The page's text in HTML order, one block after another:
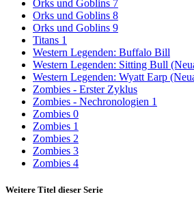
Orks und Goblins 7
Orks und Goblins 8
Orks und Goblins 9
Titans 1
Western Legenden: Buffalo Bill
Western Legenden: Sitting Bull
Western Legenden: Wyatt Earp
Zombies - Erster Zyklus
Zombies - Nechronologien 1
Zombies 0
Zombies 1
Zombies 2
Zombies 3
Zombies 4
Weitere Titel dieser Serie